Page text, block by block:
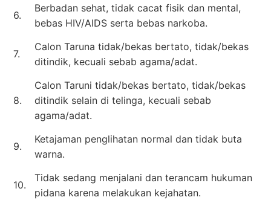
6.
Berbadan sehat, tidak cacat fisik dan mental,
bebas HIV/AIDS serta bebas narkoba.
7.
Calon Taruna tidak/bekas bertato, tidak/bekas
ditindik, kecuali sebab agama/adat.
8.
Calon Taruni tidak/bekas bertato, tidak/bekas
ditindik selain di telinga, kecuali sebab
agama/adat.
9.
Ketajaman penglihatan normal dan tidak buta
warna.
10.
Tidak sedang menjalani dan terancam hukuman
pidana karena melakukan kejahatan.